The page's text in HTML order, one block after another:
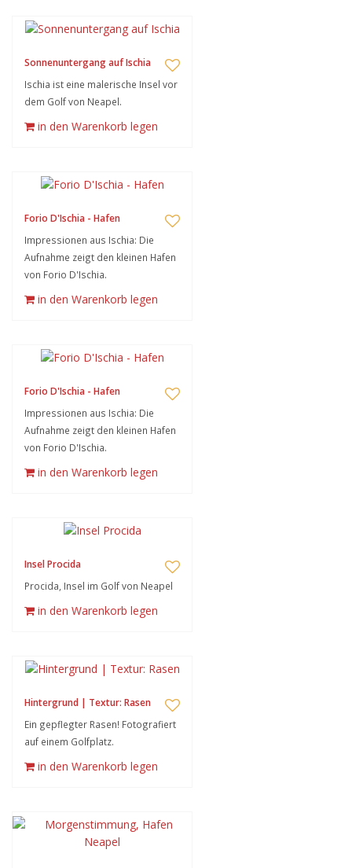
Sonnenuntergang auf Ischia
Ischia ist eine malerische Insel vor
dem Golf von Neapel.
in den Warenkorb legen
Forio D'Ischia - Hafen
Impressionen aus Ischia: Die
Aufnahme zeigt den kleinen Hafen
von Forio D'Ischia.
in den Warenkorb legen
Forio D'Ischia - Hafen
Impressionen aus Ischia: Die
Aufnahme zeigt den kleinen Hafen
von Forio D'Ischia.
in den Warenkorb legen
Insel Procida
Procida, Insel im Golf von Neapel
in den Warenkorb legen
Hintergrund | Textur: Rasen
Ein gepflegter Rasen! Fotografiert
auf einem Golfplatz.
in den Warenkorb legen